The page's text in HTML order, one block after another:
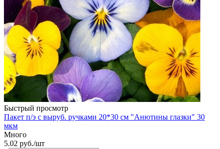
Быстрый просмотр
Пакет п/э с выруб. ручками 20*30 см "Анютины глазки" 30
мкм
Много
5.02 руб./шт